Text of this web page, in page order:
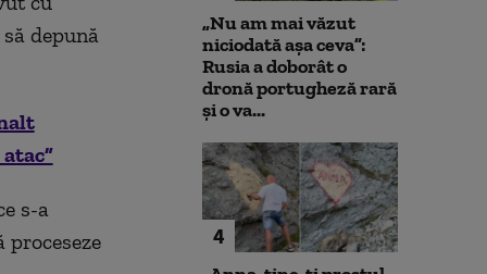
ă depună
s-a
„Nu am mai văzut
niciodată așa ceva”:
Rusia a doborât o
dronă portugheză rară
și o va...
4